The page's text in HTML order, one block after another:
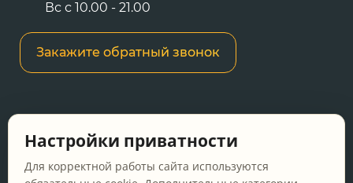
Вс с 10.00 - 21.00
Закажите обратный звонок
сайте носит информационный характер и не
является публичной офертой, определяемой
Настройки приватности
Для корректной работы сайта используются